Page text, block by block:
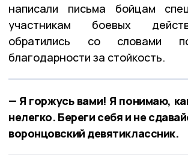
написали письма бойцам
участникам боевых
обратились со словами
благодарности за стойкость.
— Я горжусь вами! Я понимаю,
нелегко. Береги себя и не
воронцовский девятиклассник.